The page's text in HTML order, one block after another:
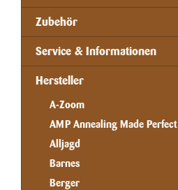
Zubehör
Service & Informationen
Hersteller
A-Zoom
AMP Annealing Made Perfect
Alljagd
Barnes
Berger